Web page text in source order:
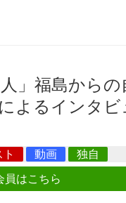
」福島から
よるインタビ
動画 独自
員はこちら